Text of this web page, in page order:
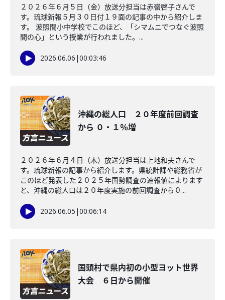
２０２６年６月５日（金）放送分担当は赤嶺啓子さんで
す。琉球新報５月３０日付１９面の記事の中から紹介しま
す。 波照間小中学校でこのほど、「シマムニでつなぐ波照
間の心」という授業が行われました。...
2026.06.06 |00:03:46
沖縄の総人口 ２０年度前回調査
から ０・１％増
２０２６年６月４日（木）放送分担当は上地和夫さんで
す。琉球新報の記事から紹介します。県統計課や総務省が
このほど発表した２０２５年国勢調査の速報値によります
と、沖縄の総人口は２０年度実施の前回調査から０...
2026.06.05 |00:06:14
国頭村で県内初の小型ヨット世界
大会 ６日から開催